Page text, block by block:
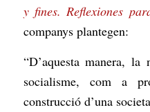
y fines. Reflexiones
companys plantegen:
“D’aquesta manera, la
socialisme, com a
construcció d’una